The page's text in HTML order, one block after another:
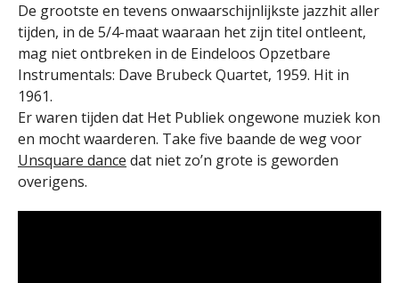
De grootste en tevens onwaarschijnlijkste jazzhit aller
tijden, in de 5/4-maat waaraan het zijn titel ontleent,
mag niet ontbreken in de Eindeloos Opzetbare
Instrumentals: Dave Brubeck Quartet, 1959. Hit in
1961.
Er waren tijden dat Het Publiek ongewone muziek kon
en mocht waarderen. Take five baande de weg voor
Unsquare dance dat niet zo’n grote is geworden
overigens.